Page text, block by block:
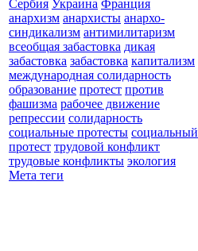
Сербия Украина Франция
анархизм анархисты анархо-
синдикализм антимилитаризм
всеобщая забастовка дикая
забастовка забастовка капитализм
международная солидарность
образование протест против
фашизма рабочее движение
репрессии солидарность
социальные протесты социальный
протест трудовой конфликт
трудовые конфликты экология
Мета теги